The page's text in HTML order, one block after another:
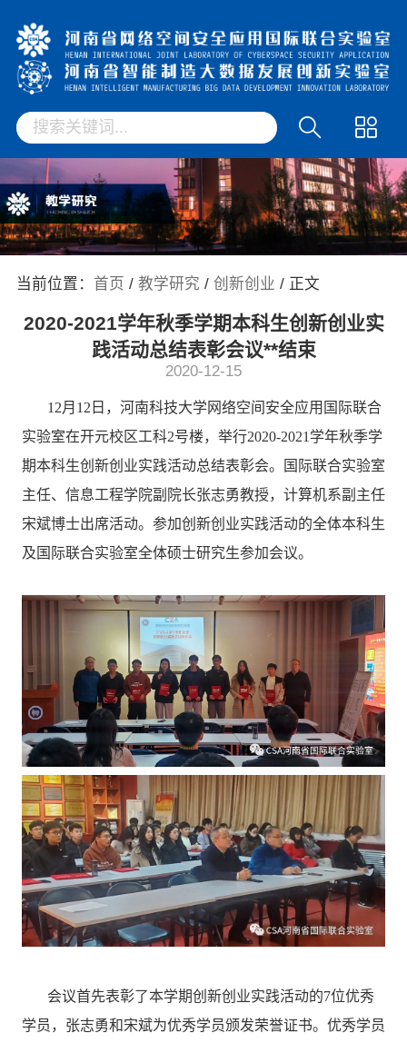
当前位置： 首页 / 教学研究 / 创新创业 / 正文
2020-2021学年秋季学期本科生创新创业实
践活动总结表彰会议**结束
2020-12-15
12月12日，河南科技大学网络空间安全应用国际联合
实验室在开元校区工科2号楼，举行2020-2021学年秋季学
期本科生创新创业实践活动总结表彰会。国际联合实验室
主任、信息工程学院副院长张志勇教授，计算机系副主任
宋斌博士出席活动。参加创新创业实践活动的全体本科生
及国际联合实验室全体硕士研究生参加会议。
会议首先表彰了本学期创新创业实践活动的7位优秀
学员，张志勇和宋斌为优秀学员颁发荣誉证书。优秀学员